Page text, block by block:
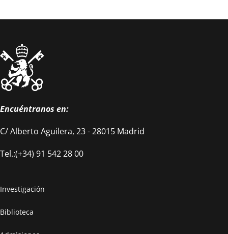
Encuéntranos en:
C/ Alberto Aguilera, 23 - 28015 Madrid
Tel.:(+34) 91 542 28 00
Investigación
Biblioteca